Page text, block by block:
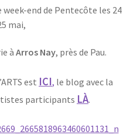
week-end de Pentecôte les 24
mai,
à Arros Nay, près de Pau.
est ICI, le blog avec la
participants LÀ.